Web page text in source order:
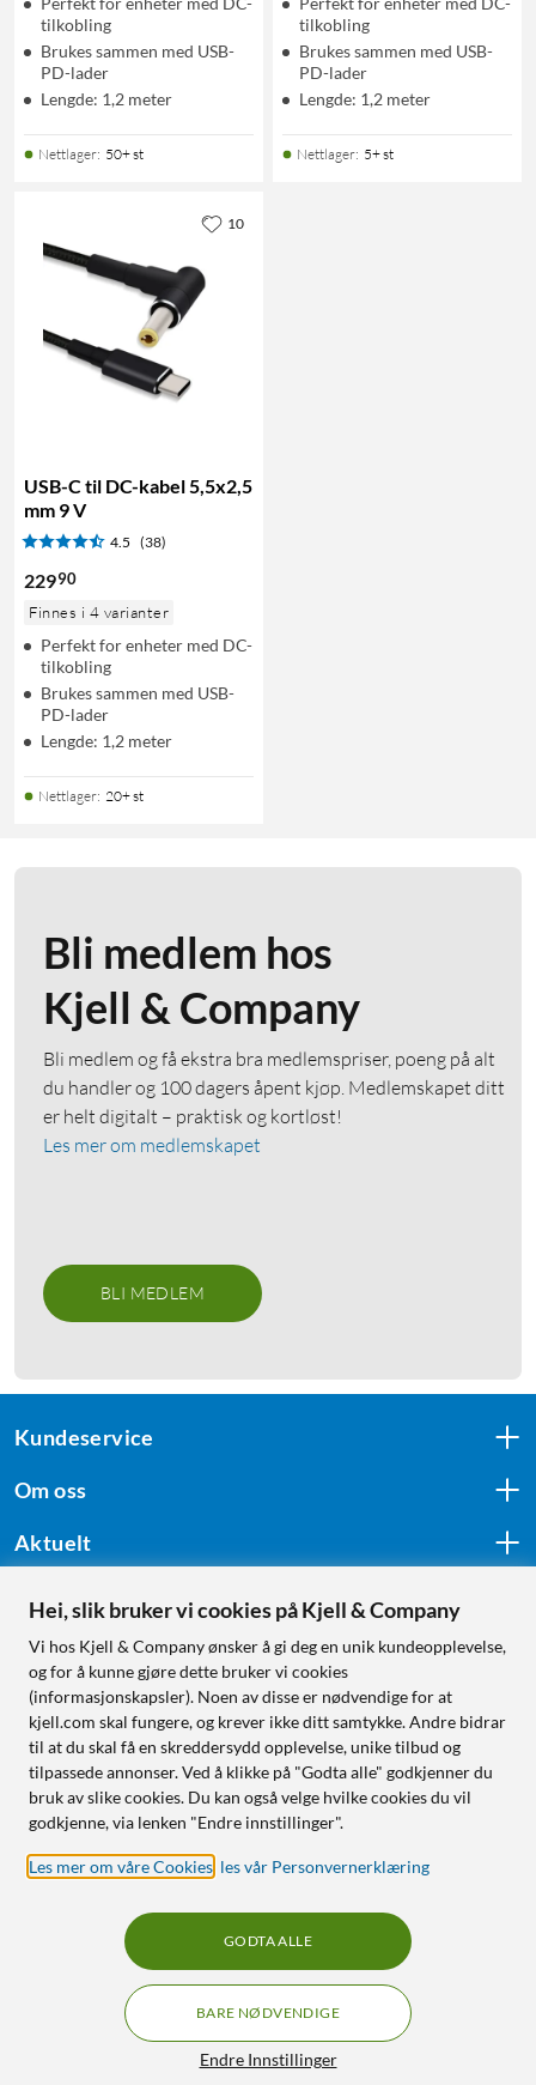
tilkobling
Brukes sammen med USB-
PD-lader
Lengde: 1,2 meter
Nettlager: 50+ st
tilkobling
Brukes sammen med USB-
PD-lader
Lengde: 1,2 meter
Nettlager: 5+ st
USB-C til DC-kabel 5,5x2,5
mm 9 V
4.5 (38)
22990
Finnes i 4 varianter
Perfekt for enheter med DC-
tilkobling
Brukes sammen med USB-
PD-lader
Lengde: 1,2 meter
Nettlager: 20+ st
10
Bli medlem hos
Kjell & Company
Bli medlem og få ekstra bra medlemspriser, poeng på alt
du handler og 100 dagers åpent kjøp. Medlemskapet ditt
er helt digitalt – praktisk og kortløst!
Les mer om medlemskapet
BLI MEDLEM
Kundeservice
Om oss
Aktuelt
Følg oss
Handle fra:
Sverige
Norge
RÅD OG TILBEHØR TIL
HJEMMEELEKTRONIKK
Hei, slik bruker vi cookies på Kjell & Company
Vi hos Kjell & Company ønsker å gi deg en unik kundeopplevelse,
og for å kunne gjøre dette bruker vi cookies
(informasjonskapsler). Noen av disse er nødvendige for at
kjell.com skal fungere, og krever ikke ditt samtykke. Andre bidrar
til at du skal få en skreddersydd opplevelse, unike tilbud og
tilpassede annonser. Ved å klikke på "Godta alle" godkjenner du
bruk av slike cookies. Du kan også velge hvilke cookies du vil
godkjenne, via lenken "Endre innstillinger".
Les mer om våre Cookies les vår Personvernerklæring
Endre Innstillinger
BARE NØDVENDIGE
GODTA ALLE